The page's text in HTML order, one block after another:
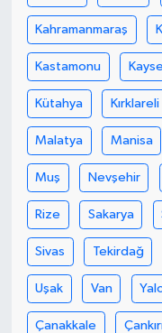
Kahramanmaraş
Kastamonu
Kütahya Kırklareli
Malatya Manisa
Muş Nevşehir
Rize Sakarya
Sivas Tekirdağ
Uşak Van
Çanakkale